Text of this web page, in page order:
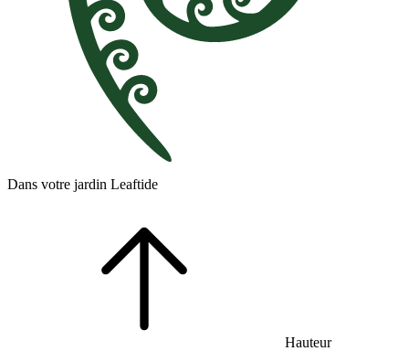
Dans votre jardin Leaftide
Hauteur